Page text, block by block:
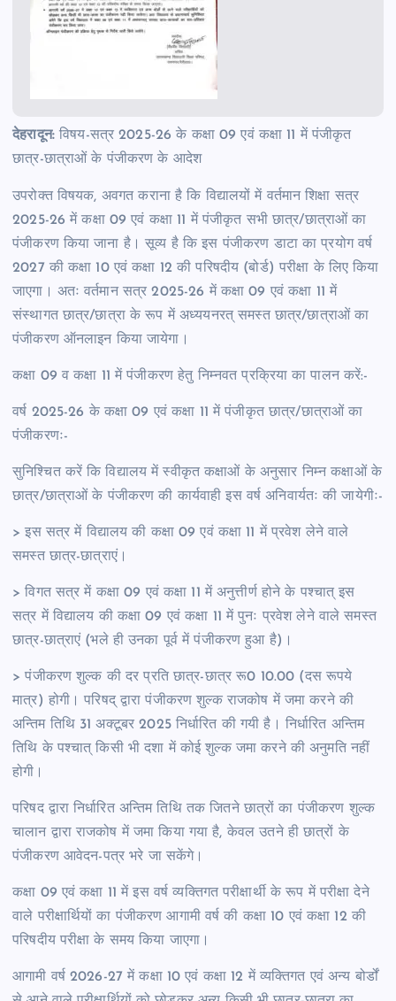
देहरादून:विषय-सत्र 2025-26 के कक्षा 09 एवं कक्षा 11 में पंजीकृत
छात्र-छात्राओं के पंजीकरण के आदेश
उपरोक्त विषयक, अवगत कराना है कि विद्यालयों में वर्तमान शिक्षा सत्र
2025-26 में कक्षा 09 एवं कक्षा 11 में पंजीकृत सभी छात्र/छात्राओं का
पंजीकरण किया जाना है। सूव्य है कि इस पंजीकरण डाटा का प्रयोग वर्ष
2027 की कक्षा 10 एवं कक्षा 12 की परिषदीय (बोर्ड) परीक्षा के लिए किया
जाएगा। अतः वर्तमान सत्र 2025-26 में कक्षा 09 एवं कक्षा 11 में
संस्थागत छात्र/छात्रा के रूप में अध्ययनरत् समस्त छात्र/छात्राओं का
पंजीकरण ऑनलाइन किया जायेगा।
कक्षा 09 व कक्षा 11 में पंजीकरण हेतु निम्नवत प्रक्रिया का पालन करें:-
वर्ष 2025-26 के कक्षा 09 एवं कक्षा 11 में पंजीकृत छात्र/छात्राओं का
पंजीकरणः-
सुनिश्चित करें कि विद्यालय में स्वीकृत कक्षाओं के अनुसार निम्न कक्षाओं के
छात्र/छात्राओं के पंजीकरण की कार्यवाही इस वर्ष अनिवार्यतः की जायेगीः-
> इस सत्र में विद्यालय की कक्षा 09 एवं कक्षा 11 में प्रवेश लेने वाले
समस्त छात्र-छात्राएं।
> विगत सत्र में कक्षा 09 एवं कक्षा 11 में अनुत्तीर्ण होने के पश्चात् इस
सत्र में विद्यालय की कक्षा 09 एवं कक्षा 11 में पुनः प्रवेश लेने वाले समस्त
छात्र-छात्राएं (भले ही उनका पूर्व में पंजीकरण हुआ है)।
> पंजीकरण शुल्क की दर प्रति छात्र-छात्र रू0 10.00 (दस रूपये
मात्र) होगी। परिषद् द्वारा पंजीकरण शुल्क राजकोष में जमा करने की
अन्तिम तिथि 31 अक्टूबर 2025 निर्धारित की गयी है। निर्धारित अन्तिम
तिथि के पश्चात् किसी भी दशा में कोई शुल्क जमा करने की अनुमति नहीं
होगी।
परिषद द्वारा निर्धारित अन्तिम तिथि तक जितने छात्रों का पंजीकरण शुल्क
चालान द्वारा राजकोष में जमा किया गया है, केवल उतने ही छात्रों के
पंजीकरण आवेदन-पत्र भरे जा सकेंगे।
कक्षा 09 एवं कक्षा 11 में इस वर्ष व्यक्तिगत परीक्षार्थी के रूप में परीक्षा देने
वाले परीक्षार्थियों का पंजीकरण आगामी वर्ष की कक्षा 10 एवं कक्षा 12 की
परिषदीय परीक्षा के समय किया जाएगा।
आगामी वर्ष 2026-27 में कक्षा 10 एवं कक्षा 12 में व्यक्तिगत एवं अन्य बोर्डों